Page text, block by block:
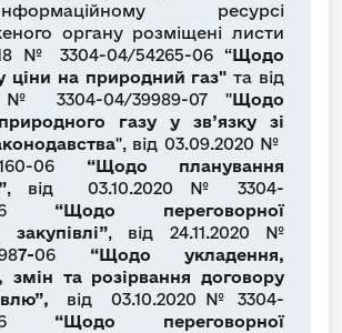
ресурсі
органу розміщені листи
№ 3304-04/54265-06 “Щодо
ціни на природний газ"та від
№ 3304-04/39989-07 "Щодо
газу у зв’язку зі
", від 03.09.2020 №
06 “Щодо планування
, від 03.10.2020 № 3304-
06 “Щодо переговорної
, від 24.11.2020 №
7-06 “Щодо укладення,
змін та розірвання договору
від 03.10.2020 № 3304-
06 “Щодо переговорної